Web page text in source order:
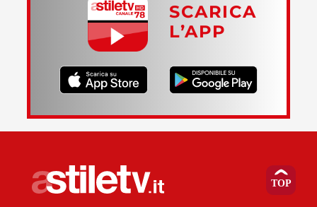
SCARICA
L’APP